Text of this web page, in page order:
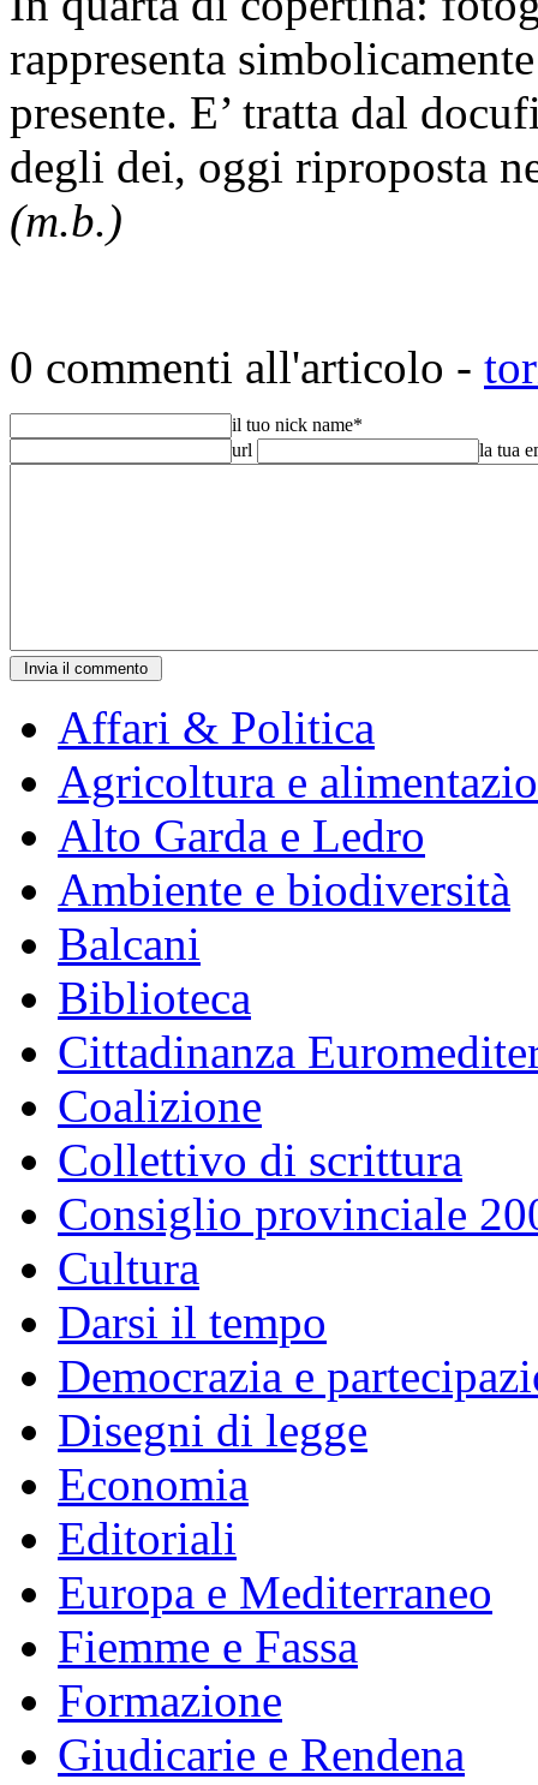
rappresenta
presente. E’ tratta dal
degli dei, oggi riproposta
(m.b.)
0 commenti all'articolo -
il tuo nick name*
url
la tua
Affari & Politica
Agricoltura e
Alto Garda e Ledro
Ambiente e biodiversità
Balcani
Biblioteca
Cittadinanza
Coalizione
Collettivo di scrittura
Consiglio provinciale
Cultura
Darsi il tempo
Democrazia e
Disegni di legge
Economia
Editoriali
Europa e Mediterraneo
Fiemme e Fassa
Formazione
Giudicarie e Rendena